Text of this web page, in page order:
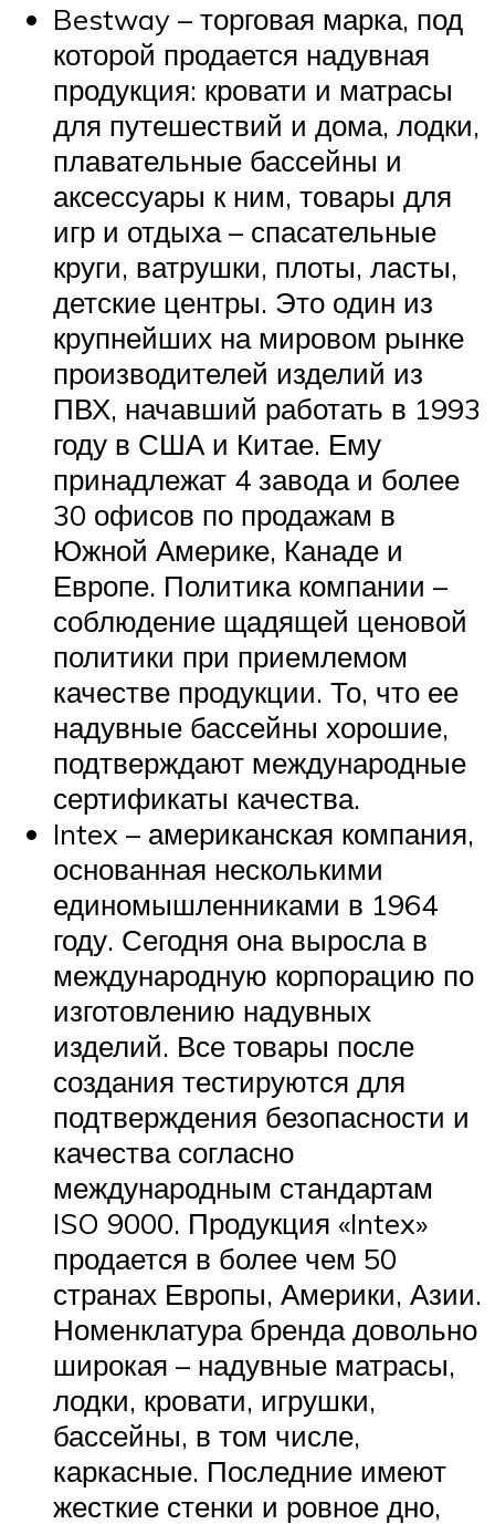
Bestway – торговая марка, под
которой продается надувная
продукция: кровати и матрасы
для путешествий и дома, лодки,
плавательные бассейны и
аксессуары к ним, товары для
игр и отдыха – спасательные
круги, ватрушки, плоты, ласты,
детские центры. Это один из
крупнейших на мировом рынке
производителей изделий из
ПВХ, начавший работать в 1993
году в США и Китае. Ему
принадлежат 4 завода и более
30 офисов по продажам в
Южной Америке, Канаде и
Европе. Политика компании –
соблюдение щадящей ценовой
политики при приемлемом
качестве продукции. То, что ее
надувные бассейны хорошие,
подтверждают международные
сертификаты качества.
Intex – американская компания,
основанная несколькими
единомышленниками в 1964
году. Сегодня она выросла в
международную корпорацию по
изготовлению надувных
изделий. Все товары после
создания тестируются для
подтверждения безопасности и
качества согласно
международным стандартам
ISO 9000. Продукция «Intex»
продается в более чем 50
странах Европы, Америки, Азии.
Номенклатура бренда довольно
широкая – надувные матрасы,
лодки, кровати, игрушки,
бассейны, в том числе,
каркасные. Последние имеют
жесткие стенки и ровное дно,